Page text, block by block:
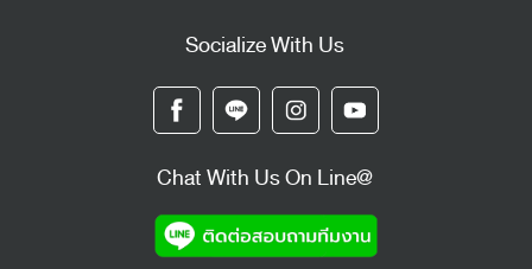
Socialize With Us
Chat With Us On Line@